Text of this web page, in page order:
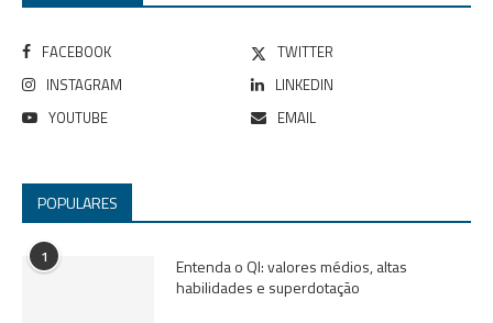
FACEBOOK
TWITTER
INSTAGRAM
LINKEDIN
YOUTUBE
EMAIL
POPULARES
1
Entenda o QI: valores médios, altas
habilidades e superdotação